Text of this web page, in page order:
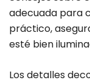
adecuada para
práctico,
esté bien
Los detalles